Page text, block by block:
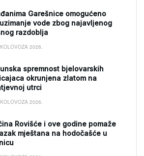
Garešnice omogućeno
vode zbog najavljenog
razdoblja
2026.
spremnost bjelovarskih
okrunjena zlatom na
utrci
2026.
Rovišće i ove godine pomaže
mještana na hodočašće u